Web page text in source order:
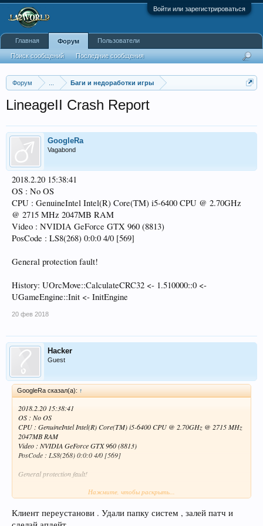
Войти или зарегистрироваться
Форум Баги и недоработки игры
LineageII Crash Report
GoogleRa
Vagabond
2018.2.20 15:38:41
OS : No OS
CPU : GenuineIntel Intel(R) Core(TM) i5-6400 CPU @ 2.70GHz
@ 2715 MHz 2047MB RAM
Video : NVIDIA GeForce GTX 960 (8813)
PosCode : LS8(268) 0:0:0 4/0 [569]
General protection fault!
History: UOrcMove::CalculateCRC32 <- 1.510000::0 <-
UGameEngine::Init <- InitEngine
20 фев 2018
Hacker
Guest
GoogleRa сказал(а): ↑
2018.2.20 15:38:41
OS : No OS
CPU : GenuineIntel Intel(R) Core(TM) i5-6400 CPU @ 2.70GHz @ 2715 MHz
2047MB RAM
Video : NVIDIA GeForce GTX 960 (8813)
PosCode : LS8(268) 0:0:0 4/0 [569]
General protection fault!
History: UOrcMove::CalculateCRC32 <- 1.510000::0 <- UGameEngine::Init
Нажмите, чтобы раскрыть...
Клиент переустанови . Удали папку систем , залей патч и
Главная Форум
Поиск сообщений Последние сообщения
Пользователи